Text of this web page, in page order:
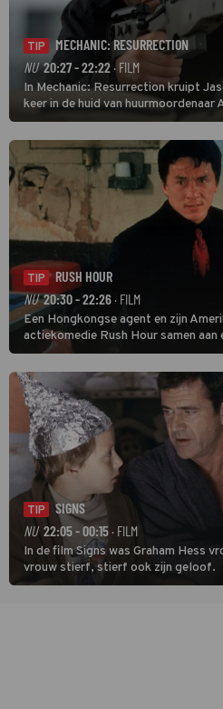
TIP
MECHANIC: RESURRECTION
NU 20:27 - 22:22· FILM
In Mechanic: Resurrection kruipt
keer in de huid van huurmoordenaar
donder op kunt zeggen dat er van
veel terechtkomt.
TIP
RUSH HOUR
NU 20:30 - 22:26· FILM
Een Hongkongse agent en zijn
actiekomedie Rush Hour samen
van een leien dakje.
TIP
SIGNS
NU 22:05 - 00:15 · FILM
In de film Signs was Graham Hess
vrouw stierf, stierf ook zijn geloof.